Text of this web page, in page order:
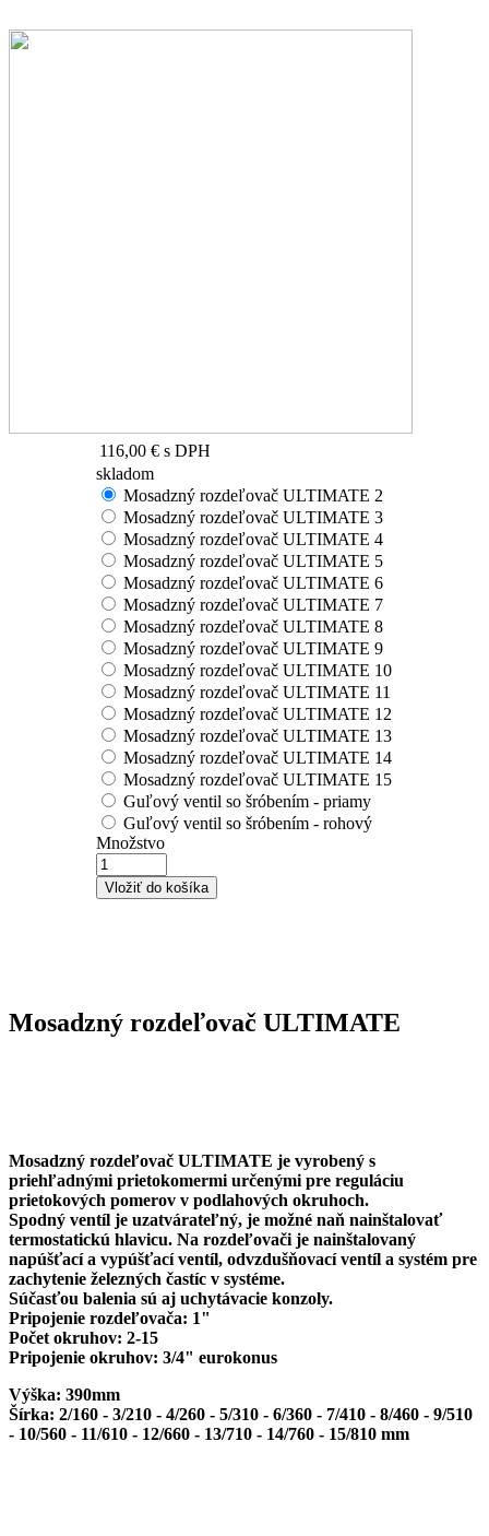
116,00 € s DPH
skladom
Mosadzný rozdeľovač ULTIMATE 2
Mosadzný rozdeľovač ULTIMATE 3
Mosadzný rozdeľovač ULTIMATE 4
Mosadzný rozdeľovač ULTIMATE 5
Mosadzný rozdeľovač ULTIMATE 6
Mosadzný rozdeľovač ULTIMATE 7
Mosadzný rozdeľovač ULTIMATE 8
Mosadzný rozdeľovač ULTIMATE 9
Mosadzný rozdeľovač ULTIMATE 10
Mosadzný rozdeľovač ULTIMATE 11
Mosadzný rozdeľovač ULTIMATE 12
Mosadzný rozdeľovač ULTIMATE 13
Mosadzný rozdeľovač ULTIMATE 14
Mosadzný rozdeľovač ULTIMATE 15
Guľový ventil so šróbením - priamy
Guľový ventil so šróbením - rohový
Množstvo
Mosadzný rozdeľovač ULTIMATE
Mosadzný rozdeľovač ULTIMATE je vyrobený s
priehľadnými prietokomermi určenými pre reguláciu
prietokových pomerov v podlahových okruhoch.
Spodný ventíl je uzatvárateľný, je možné naň nainštalovať
termostatickú hlavicu. Na rozdeľovači je nainštalovaný
napúšťací a vypúšťací ventíl, odvzdušňovací ventíl a systém pre
zachytenie železných častíc v systéme.
Súčasťou balenia sú aj uchytávacie konzoly.
Pripojenie rozdeľovača: 1"
Počet okruhov: 2-15
Pripojenie okruhov: 3/4" eurokonus
Výška: 390mm
Šírka: 2/160 - 3/210 - 4/260 - 5/310 - 6/360 - 7/410 - 8/460 - 9/510
- 10/560 - 11/610 - 12/660 - 13/710 - 14/760 - 15/810 mm